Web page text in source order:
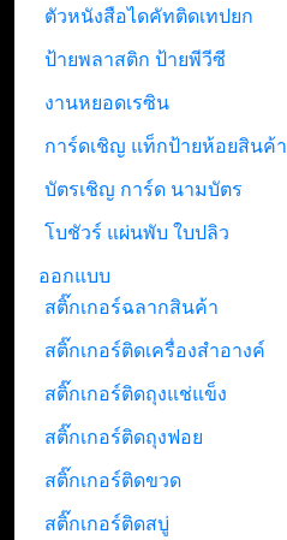
ตัวหนังสือไดคัทติดเทปยก
ป้ายพลาสติก ป้ายพีวีซี
งานหยอดเรซิน
การ์ดเชิญ แท็กป้ายห้อยสินค้า
บัตรเชิญ การ์ด นามบัตร
โบชัวร์ แผ่นพับ ใบปลิว
ออกแบบ
สติ๊กเกอร์ฉลากสินค้า
สติ๊กเกอร์ติดเครื่องสำอางค์
สติ๊กเกอร์ติดถุงแช่แข็ง
สติ๊กเกอร์ติดถุงฟอย
สติ๊กเกอร์ติดขวด
สติ๊กเกอร์ติดสบู่